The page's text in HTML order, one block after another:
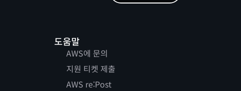
도움말
AWS에 문의
지원 티켓 제출
AWS re:Post